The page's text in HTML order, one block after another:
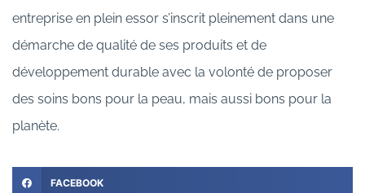
entreprise en plein essor s’inscrit pleinement dans une
démarche de qualité de ses produits et de
développement durable avec la volonté de proposer
des soins bons pour la peau, mais aussi bons pour la
planète.
FACEBOOK